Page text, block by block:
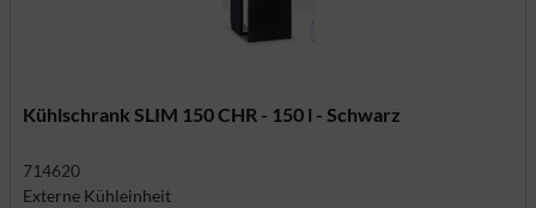
Kühlschrank SLIM 150 CHR - 150 l - Schwarz
714620
Externe Kühleinheit